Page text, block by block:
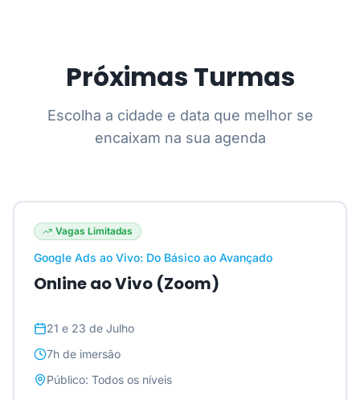
Próximas Turmas
Escolha a cidade e data que melhor se
encaixam na sua agenda
Vagas Limitadas
Google Ads ao Vivo: Do Básico ao Avançado
Online ao Vivo (Zoom)
21 e 23 de Julho
7h de imersão
Público: Todos os níveis